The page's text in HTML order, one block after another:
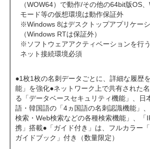
（WOW64）で動作/その他の64bit版OS
モード等の仮想環境は動作保証外
※Windows 8はデスクトップアプリケー
（Windows RTは保証外）
※ソフトウェアアクティベーションを行
ネット接続環境必須
●1枚1枚の名刺データごとに、詳細な履歴
能」を強化●ネットワーク上で共有された
る「データベースセキュリティ機能」、日
語・韓国語の「4ヵ国語の名刺認識機能」
検索・Web検索などの各種検索機能」、「
携」搭載●「ガイド付き」は、フルカラー
ガイドブック」付き（数量限定）